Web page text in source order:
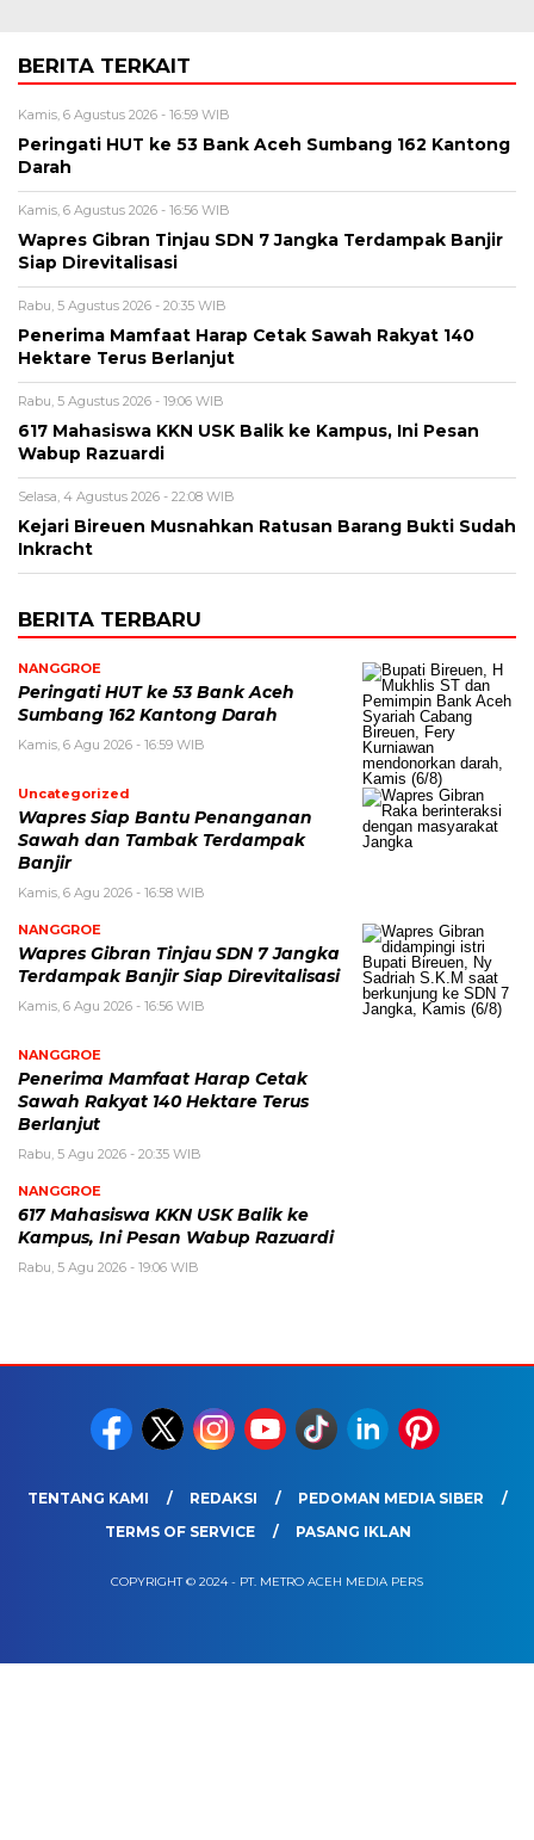
BERITA TERKAIT
Kamis, 6 Agustus 2026 - 16:59 WIB
Peringati HUT ke 53 Bank Aceh Sumbang 162 Kantong
Darah
Kamis, 6 Agustus 2026 - 16:56 WIB
Wapres Gibran Tinjau SDN 7 Jangka Terdampak Banjir
Siap Direvitalisasi
Rabu, 5 Agustus 2026 - 20:35 WIB
Penerima Mamfaat Harap Cetak Sawah Rakyat 140
Hektare Terus Berlanjut
Rabu, 5 Agustus 2026 - 19:06 WIB
617 Mahasiswa KKN USK Balik ke Kampus, Ini Pesan
Wabup Razuardi
Selasa, 4 Agustus 2026 - 22:08 WIB
Kejari Bireuen Musnahkan Ratusan Barang Bukti Sudah
Inkracht
BERITA TERBARU
NANGGROE
Peringati HUT ke 53 Bank Aceh
Sumbang 162 Kantong Darah
Kamis, 6 Agu 2026 - 16:59 WIB
Uncategorized
Wapres Siap Bantu Penanganan
Sawah dan Tambak Terdampak
Banjir
Kamis, 6 Agu 2026 - 16:58 WIB
NANGGROE
Wapres Gibran Tinjau SDN 7 Jangka
Terdampak Banjir Siap Direvitalisasi
Kamis, 6 Agu 2026 - 16:56 WIB
NANGGROE
Penerima Mamfaat Harap Cetak
Sawah Rakyat 140 Hektare Terus
Berlanjut
Rabu, 5 Agu 2026 - 20:35 WIB
NANGGROE
617 Mahasiswa KKN USK Balik ke
Kampus, Ini Pesan Wabup Razuardi
Rabu, 5 Agu 2026 - 19:06 WIB
TENTANG KAMI REDAKSI
PEDOMAN MEDIA SIBER
TERMS OF SERVICE
PASANG IKLAN
COPYRIGHT © 2024 - PT. METRO ACEH MEDIA PERS